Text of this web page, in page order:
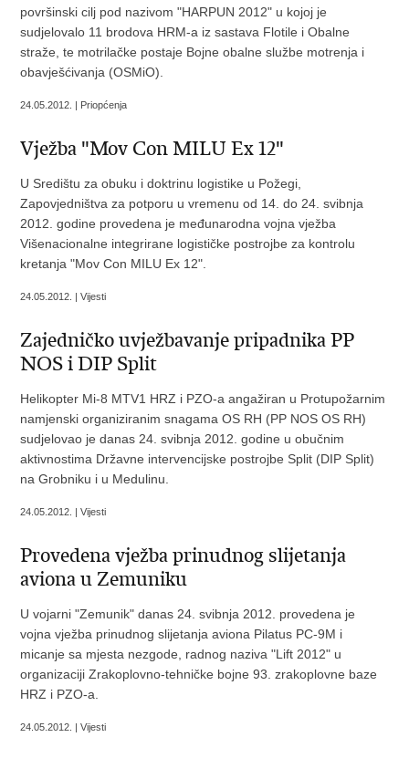
površinski cilj pod nazivom "HARPUN 2012" u kojoj je
sudjelovalo 11 brodova HRM-a iz sastava Flotile i Obalne
straže, te motrilačke postaje Bojne obalne službe motrenja i
obavješćivanja (OSMiO).
24.05.2012. | Priopćenja
Vježba "Mov Con MILU Ex 12"
U Središtu za obuku i doktrinu logistike u Požegi,
Zapovjedništva za potporu u vremenu od 14. do 24. svibnja
2012. godine provedena je međunarodna vojna vježba
Višenacionalne integrirane logističke postrojbe za kontrolu
kretanja "Mov Con MILU Ex 12".
24.05.2012. | Vijesti
Zajedničko uvježbavanje pripadnika PP
NOS i DIP Split
Helikopter Mi-8 MTV1 HRZ i PZO-a angažiran u Protupožarnim
namjenski organiziranim snagama OS RH (PP NOS OS RH)
sudjelovao je danas 24. svibnja 2012. godine u obučnim
aktivnostima Državne intervencijske postrojbe Split (DIP Split)
na Grobniku i u Medulinu.
24.05.2012. | Vijesti
Provedena vježba prinudnog slijetanja
aviona u Zemuniku
U vojarni "Zemunik" danas 24. svibnja 2012. provedena je
vojna vježba prinudnog slijetanja aviona Pilatus PC-9M i
micanje sa mjesta nezgode, radnog naziva "Lift 2012" u
organizaciji Zrakoplovno-tehničke bojne 93. zrakoplovne baze
HRZ i PZO-a.
24.05.2012. | Vijesti